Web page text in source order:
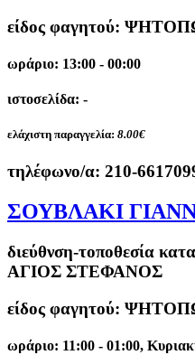
είδος φαγητού:
ωράριο: 13:00 - 00:00
ιστοσελίδα: -
ελάχιστη παραγγελία: 8.00€
τηλέφωνο/α: 210-
ΣΟΥΒΛΑΚΙ
διεύθνση-τοποθεσία
ΑΓΙΟΣ ΣΤΕΦΑΝΟΣ
είδος φαγητού:
ωράριο: 11:00 - 01:00,